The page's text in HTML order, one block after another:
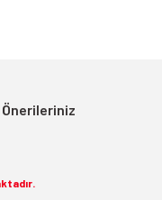
Önerileriniz